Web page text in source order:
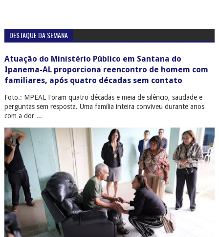
DESTAQUE DA SEMANA
Atuação do Ministério Público em Santana do
Ipanema-AL proporciona reencontro de homem com
familiares, após quatro décadas sem contato
Foto.: MPEAL Foram quatro décadas e meia de silêncio, saudade e
perguntas sem resposta. Uma família inteira conviveu durante anos
com a dor ...